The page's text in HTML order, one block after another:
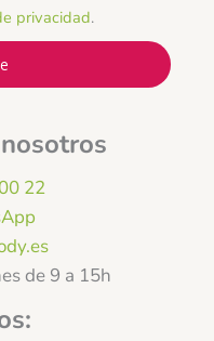
privacidad.
22
de 9 a 15h